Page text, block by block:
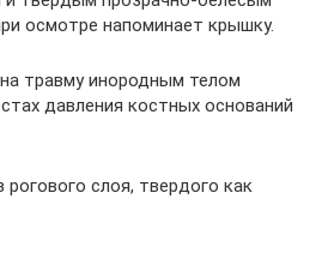
осмотре напоминает крышку.
травму инородным телом
давления костных оснований
слоя, твердого как